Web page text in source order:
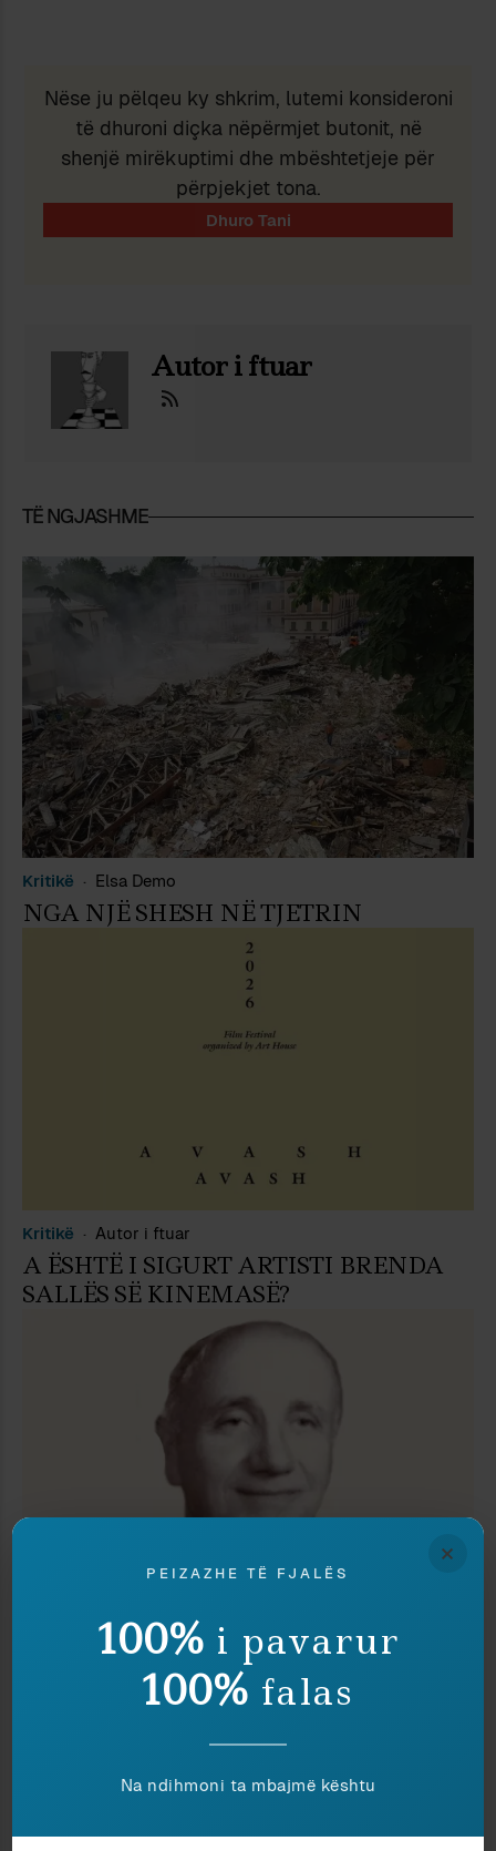
Nëse ju pëlqeu ky shkrim, lutemi konsideroni
të dhuroni diçka nëpërmjet butonit, në
shenjë mirëkuptimi dhe mbështetjeje për
përpjekjet tona.
Autor i ftuar
TË NGJASHME
Kritikë Elsa Demo
NGA NJË SHESH NË TJETRIN
Kritikë Autor i ftuar
A ËSHTË I SIGURT ARTISTI BRENDA
SALLËS SË KINEMASË?
EN VOYAGE AVEC MONSIEUR
PAPARISTO (II)
13 January 2011 at 9:32 am
×
PEIZAZHE TË FJALËS
100% i pavarur
100% falas
Na ndihmoni ta mbajmë kështu